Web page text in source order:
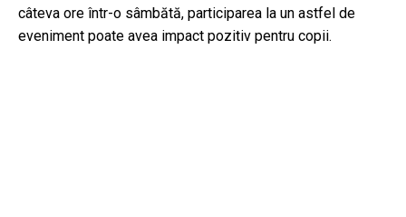
câteva ore într-o sâmbătă, participarea la un astfel de
eveniment poate avea impact pozitiv pentru copii.